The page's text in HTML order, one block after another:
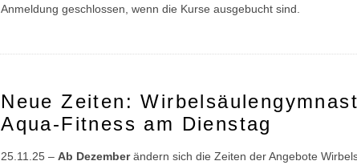
Anmeldung geschlossen, wenn die Kurse ausgebucht sind.
Neue Zeiten:
Aqua-Fitness am Dienstag
25.11.25 –Ab Dezemberändern sich die Zeiten der Angebote